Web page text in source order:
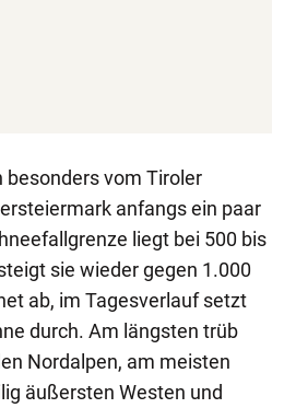
besonders vom Tiroler
anfangs ein paar
liegt bei 500 bis
sie wieder gegen 1.000
ab, im Tagesverlauf setzt
durch. Am längsten trüb
Nordalpen, am meisten
äußersten Westen und